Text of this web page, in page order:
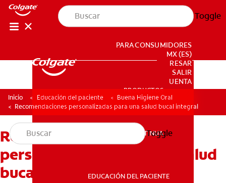
Toggle
PRODUCTOS
EDUCACIÓN CONTINUA
PARA CONSUMIDORES
MX (ES)
INGRESAR
SALIR
CONFIGURACIÓN DE LA CUENTA
PRODUCTOS
EDUCACIÓN CONTINUA
EDUCACIÓN DEL PACIENTE
Toggle
Inicio Educación del paciente
Buena Higiene Oral
Recomendaciones personalizadas para una salud bucal integral
Recomendaciones
personalizadas para una salud
bucal integral